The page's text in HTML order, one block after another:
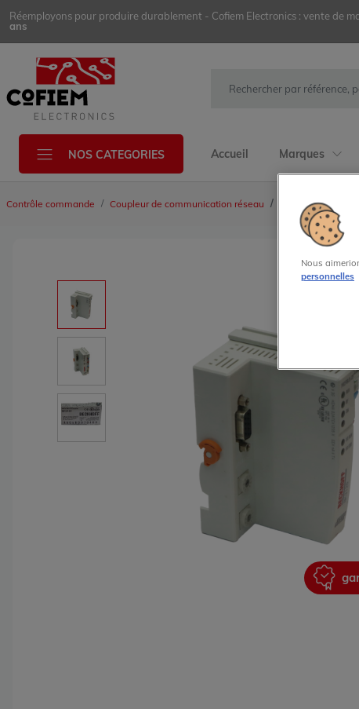
Réemployons pour produire durablement - Cofiem Electronics : vente de
ans
NOS CATEGORIES Accueil Marques
Contrôle commande Coupleur de communication réseau BK3120
Nous
personnelles